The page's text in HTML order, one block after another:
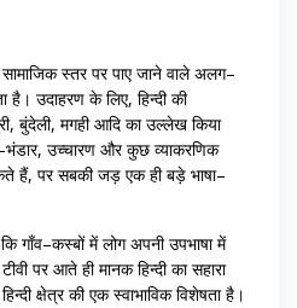
सामाजिक स्तर पर पाए जाने वाले अलग–
है। उदाहरण के लिए, हिन्दी की
बुंदेली, मगही आदि का उल्लेख किया
उच्चारण और कुछ व्याकरणिक
हैं, पर सबकी जड़ एक ही बड़े भाषा–
गाँव–कस्बों में लोग अपनी उपभाषा में
पर आते ही मानक हिन्दी का सहारा
क्षेत्र की एक स्वाभाविक विशेषता है।